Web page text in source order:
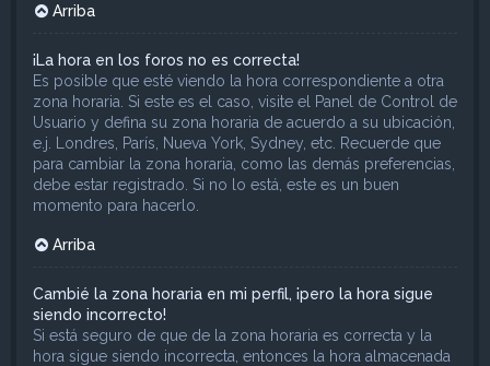
Arriba
¡La hora en los foros no es correcta!
Es posible que esté viendo la hora correspondiente a otra
zona horaria. Si este es el caso, visite el Panel de Control de
Usuario y defina su zona horaria de acuerdo a su ubicación,
e.j. Londres, París, Nueva York, Sydney, etc. Recuerde que
para cambiar la zona horaria, como las demás preferencias,
debe estar registrado. Si no lo está, este es un buen
momento para hacerlo.
Arriba
Cambié la zona horaria en mi perfil, ¡pero la hora sigue
siendo incorrecto!
Si está seguro de que de la zona horaria es correcta y la
hora sigue siendo incorrecta, entonces la hora almacenada